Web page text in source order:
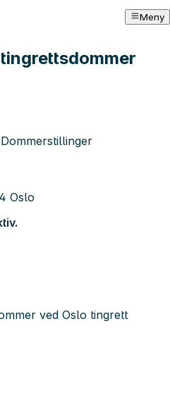
Meny
Oslo
ved Oslo tingrett